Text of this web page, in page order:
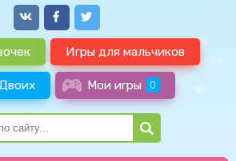
Игры для мальчиков
Мои игры 0